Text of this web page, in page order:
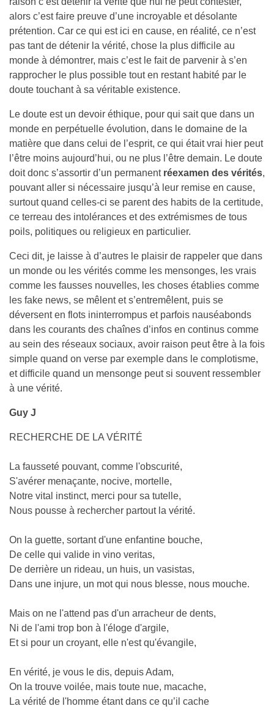
alors c’est faire preuve d’une incroyable et désolante
prétention. Car ce qui est ici en cause, en réalité, ce n’est
pas tant de détenir la vérité, chose la plus difficile au
monde à démontrer, mais c’est le fait de parvenir à s’en
rapprocher le plus possible tout en restant habité par le
doute touchant à sa véritable existence.
Le doute est un devoir éthique, pour qui sait que dans un
monde en perpétuelle évolution, dans le domaine de la
matière que dans celui de l’esprit, ce qui était vrai hier peut
l’être moins aujourd’hui, ou ne plus l’être demain. Le doute
doit donc s’assortir d’un permanent réexamen des vérités,
pouvant aller si nécessaire jusqu’à leur remise en cause,
surtout quand celles-ci se parent des habits de la certitude,
ce terreau des intolérances et des extrémismes de tous
poils, politiques ou religieux en particulier.
Ceci dit, je laisse à d’autres le plaisir de rappeler que dans
un monde ou les vérités comme les mensonges, les vrais
comme les fausses nouvelles, les choses établies comme
les fake news, se mêlent et s’entremêlent, puis se
déversent en flots ininterrompus et parfois nauséabonds
dans les courants des chaînes d’infos en continus comme
au sein des réseaux sociaux, avoir raison peut être à la fois
simple quand on verse par exemple dans le complotisme,
et difficile quand un mensonge peut si souvent ressembler
à une vérité.
Guy J
RECHERCHE DE LA VÉRITÉ
La fausseté pouvant, comme l'obscurité,
S'avérer menaçante, nocive, mortelle,
Notre vital instinct, merci pour sa tutelle,
Nous pousse à rechercher partout la vérité.
On la guette, sortant d'une enfantine bouche,
De celle qui valide in vino veritas,
De derrière un rideau, un huis, un vasistas,
Dans une injure, un mot qui nous blesse, nous mouche.
Mais on ne l'attend pas d'un arracheur de dents,
Ni de l'ami trop bon à l'éloge d'argile,
Et si pour un croyant, elle n'est qu'évangile,
En vérité, je vous le dis, depuis Adam,
On la trouve voilée, mais toute nue, macache,
La vérité de l'homme étant dans ce qu’il cache